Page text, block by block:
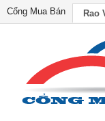
Cổng Mua Bán Rao